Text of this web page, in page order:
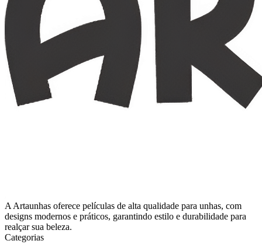
A Artaunhas oferece películas de alta qualidade para unhas, com
designs modernos e práticos, garantindo estilo e durabilidade para
realçar sua beleza.
Categorias